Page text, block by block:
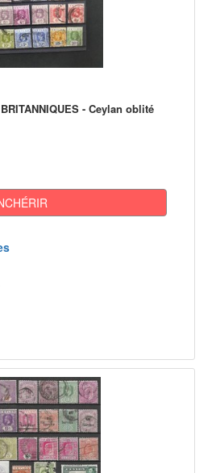
- Ceylan oblité